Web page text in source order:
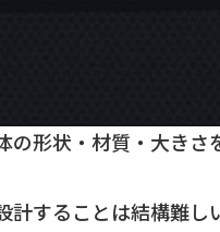
形状・材質・大きさ
することは結構難し